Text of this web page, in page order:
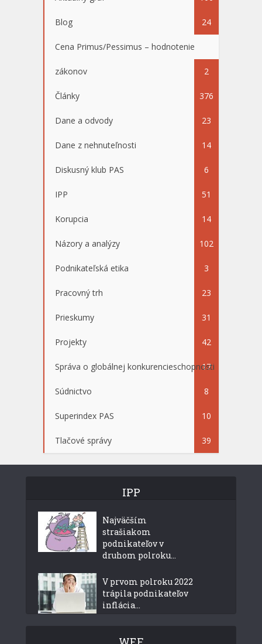
Blog 24
Cena Primus/Pessimus – hodnotenie
zákonov 2
Články 376
Dane a odvody 23
Dane z nehnuteľnosti 14
Diskusný klub PAS 6
IPP 51
Korupcia 14
Názory a analýzy 102
Podnikateľská etika 3
Pracovný trh 23
Prieskumy 31
Projekty 42
Správa o globálnej konkurencieschopnosti
17
Súdnictvo 8
Superindex PAS 10
Tlačové správy 39
IPP
Najväčším
strašiakom
podnikateľov v
druhom polroku...
V prvom polroku 2022
trápila podnikateľov
inflácia...